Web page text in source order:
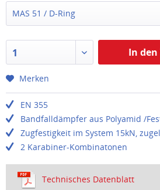
MAS 51 / D-Ring
1 In
Merken
EN 355
Bandfalldämpfer aus Polyamid /
Zugfestigkeit im System 15kN,
2 Karabiner-Kombinatonen
Technisches Datenblatt